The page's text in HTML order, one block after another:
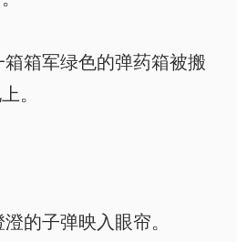
箱军绿色的弹药箱被搬
。
的子弹映入眼帘。